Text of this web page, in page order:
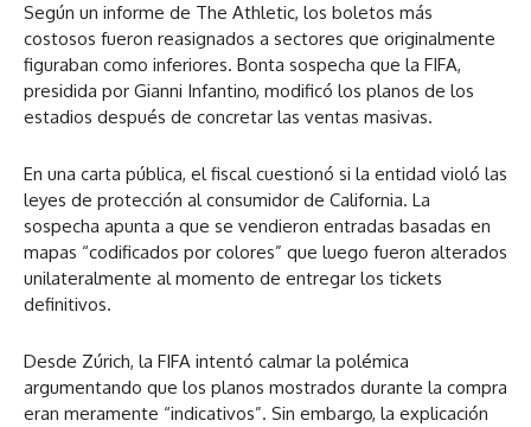
Según un informe de The Athletic, los boletos más
costosos fueron reasignados a sectores que originalmente
figuraban como inferiores. Bonta sospecha que la FIFA,
presidida por Gianni Infantino, modificó los planos de los
estadios después de concretar las ventas masivas.
En una carta pública, el fiscal cuestionó si la entidad violó las
leyes de protección al consumidor de California. La
sospecha apunta a que se vendieron entradas basadas en
mapas “codificados por colores” que luego fueron alterados
unilateralmente al momento de entregar los tickets
definitivos.
Desde Zúrich, la FIFA intentó calmar la polémica
argumentando que los planos mostrados durante la compra
eran meramente “indicativos”. Sin embargo, la explicación